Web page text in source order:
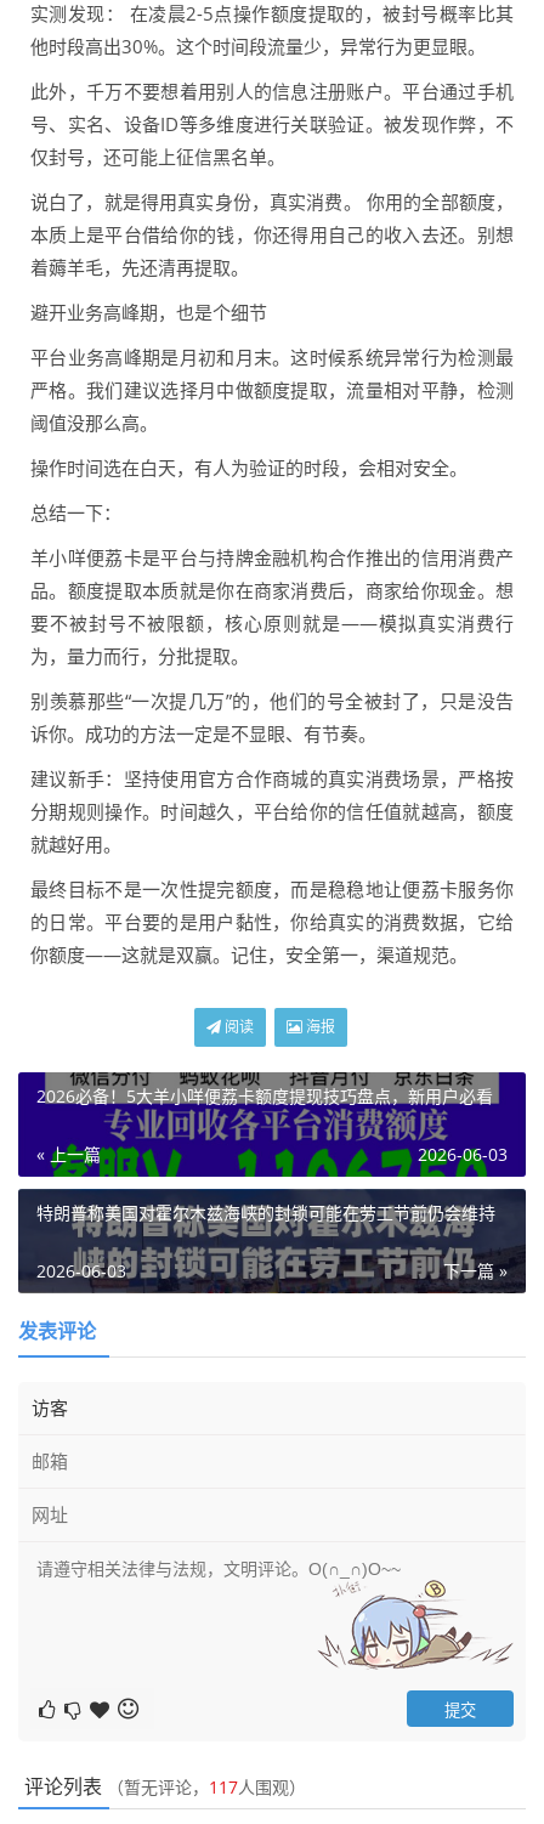
实测发现： 在凌晨2-5点操作额度提取的，被封号概率比其
他时段高出30%。这个时间段流量少，异常行为更显眼。
此外，千万不要想着用别人的信息注册账户。平台通过手机
号、实名、设备ID等多维度进行关联验证。被发现作弊，不
仅封号，还可能上征信黑名单。
说白了，就是得用真实身份，真实消费。 你用的全部额度，
本质上是平台借给你的钱，你还得用自己的收入去还。别想
着薅羊毛，先还清再提取。
避开业务高峰期，也是个细节
平台业务高峰期是月初和月末。这时候系统异常行为检测最
严格。我们建议选择月中做额度提取，流量相对平静，检测
阈值没那么高。
操作时间选在白天，有人为验证的时段，会相对安全。
总结一下：
羊小咩便荔卡是平台与持牌金融机构合作推出的信用消费产
品。额度提取本质就是你在商家消费后，商家给你现金。想
要不被封号不被限额，核心原则就是——模拟真实消费行
为，量力而行，分批提取。
别羡慕那些“一次提几万”的，他们的号全被封了，只是没告
诉你。成功的方法一定是不显眼、有节奏。
建议新手：坚持使用官方合作商城的真实消费场景，严格按
分期规则操作。时间越久，平台给你的信任值就越高，额度
就越好用。
最终目标不是一次性提完额度，而是稳稳地让便荔卡服务你
的日常。平台要的是用户黏性，你给真实的消费数据，它给
你额度——这就是双赢。记住，安全第一，渠道规范。
阅读 海报
2026必备！5大羊小咩便荔卡额度提现技巧盘点，新用户必看
« 上一篇 2026-06-03
特朗普称美国对霍尔木兹海峡的封锁可能在劳工节前仍会维持
下一篇 »
2026-06-03
发表评论
评论列表 （暂无评论， 117人围观）